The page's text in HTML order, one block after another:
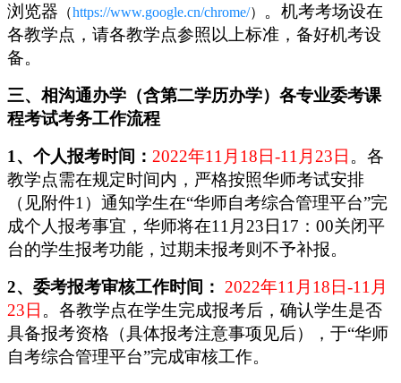
浏览器 （https://www.google.cn/chrome/）
。机考考场设在
各教学点，请各教学点参照以上标准，备好机考设
备。
三、相沟通办学（含第二学历办学）各专业委考课
程考试考务工作流程
1、个人报考时间： 2022年11月18日-11月23日 。各
教学点需在规定时间内，严格按照华师考试安排
（见附件1）通知学生在“华师自考综合管理平台”完
成个人报考事宜， 华师将在11月23日17：00关闭平
台的学生报考功能，过期未报考则不予补报。
2、委考报考审核工作时间：
2022年11月18日-11月
23日 。各教学点在学生完成报考后，确认学生是否
具备报考资格（具体报考注意事项见后），于“华师
自考综合管理平台”完成审核工作。